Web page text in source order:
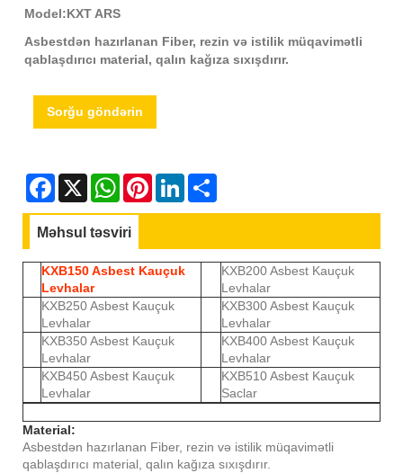
Model:KXT ARS
Asbestdən hazırlanan Fiber, rezin və istilik müqavimətli
qablaşdırıcı material, qalın kağıza sıxışdırır.
Sorğu göndərin
Facebook
X WhatsAppPinterestLinkedIn
Məhsul təsviri
KXB150 Asbest Kauçuk
Levhalar
KXB200 Asbest Kauçuk
Levhalar
KXB250 Asbest Kauçuk
Levhalar
KXB300 Asbest Kauçuk
Levhalar
KXB350 Asbest Kauçuk
Levhalar
KXB400 Asbest Kauçuk
Levhalar
KXB450 Asbest Kauçuk
Levhalar
KXB510 Asbest Kauçuk
Saclar
Material:
Asbestdən hazırlanan Fiber, rezin və istilik müqavimətli
qablaşdırıcı material, qalın kağıza sıxışdırır.